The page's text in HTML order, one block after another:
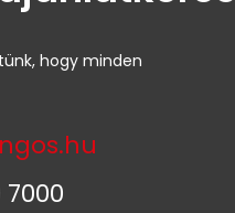
hogy minden
7000